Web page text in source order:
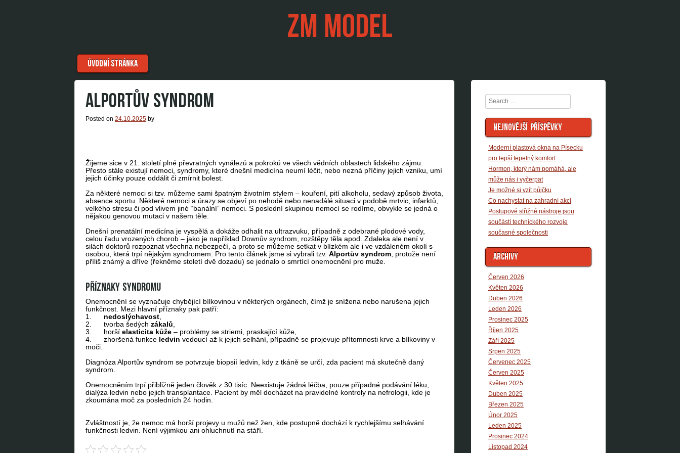
ZM MODEL
Menu
Skip to content
ÚVODNÍ STRÁNKA
ALPORTŮV SYNDROM
Posted on 24.10.2025 by
Žijeme sice v 21. století plné převratných vynálezů a pokroků ve všech vědních oblastech lidského zájmu.
Přesto stále existují nemoci, syndromy, které dnešní medicína neumí léčit, nebo nezná příčiny jejich vzniku, umí
jejich účinky pouze oddálit či zmírnit bolest.
Za některé nemoci si tzv. můžeme sami špatným životním stylem – kouření, pití alkoholu, sedavý způsob života,
absence sportu. Některé nemoci a úrazy se objeví po nehodě nebo nenadálé situaci v podobě mrtvic, infarktů,
velkého stresu či pod vlivem jiné “banální” nemoci. S poslední skupinou nemocí se rodíme, obvykle se jedná o
nějakou genovou mutaci v našem těle.
Dnešní prenatální medicína je vyspělá a dokáže odhalit na ultrazvuku, případně z odebrané plodové vody,
celou řadu vrozených chorob – jako je například Downův syndrom, rozštěpy těla apod. Zdaleka ale není v
silách doktorů rozpoznat všechna nebezpečí, a proto se můžeme setkat v blízkém ale i ve vzdáleném okolí s
osobou, která trpí nějakým syndromem. Pro tento článek jsme si vybrali tzv. Alportův syndrom , protože není
příliš známý a dříve (řekněme století dvě dozadu) se jednalo o smrtící onemocnění pro muže.
Příznaky syndromu
Onemocnění se vyznačuje chybějící bílkovinou v některých orgánech, čímž je snížena nebo narušena jejich
funkčnost. Mezi hlavní příznaky pak patří:
1. nedoslýchavost
2. tvorba šedých zákalů
3. horší elasticita kůže – problémy se striemi, praskající kůže,
4. zhoršená funkce ledvin vedoucí až k jejich selhání, případně se projevuje přítomnosti krve a bílkoviny v
moči.
Diagnóza Alportův syndrom se potvrzuje biopsií ledvin, kdy z tkáně se určí, zda pacient má skutečně daný
syndrom.
Onemocněním trpí přibližně jeden člověk z 30 tisíc. Neexistuje žádná léčba, pouze případné podávání léku,
dialýza ledvin nebo jejich transplantace. Pacient by měl docházet na pravidelné kontroly na nefrologii, kde je
zkoumána moč za posledních 24 hodin.
Zvláštností je, že nemoc má horší projevy u mužů než žen, kde postupně dochází k rychlejšímu selhávání
funkčnosti ledvin. Není výjimkou ani ohluchnutí na stáří.
Search
NEJNOVĚJŠÍ PŘÍSPĚVKY
Moderní plastová okna na Písecku
pro lepší tepelný komfort
Hormon, který nám pomáhá, ale
může nás i vyčerpat
Je možné si vzít půjčku
Co nachystat na zahradní akci
Postupové střižné nástroje jsou
součástí technického rozvoje
současné společnosti
ARCHIVY
Červen 2026
Květen 2026
Duben 2026
Leden 2026
Prosinec 2025
Říjen 2025
Září 2025
Srpen 2025
Červenec 2025
Červen 2025
Květen 2025
Duben 2025
Březen 2025
Únor 2025
Leden 2025
Prosinec 2024
Listopad 2024